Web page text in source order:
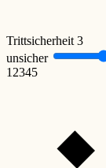
Trittsicherheit 3
unsicher
1 2345